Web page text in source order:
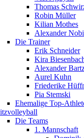
Thomas
Robin Müller
Kilian Mothes
Alexander
Die Trainer
Erik Schneider
Kira
Alexander
Aurel Kuhn
Friederike
Pia Stemski
Ehemalige Top-
Die Teams
1. Mannschaft